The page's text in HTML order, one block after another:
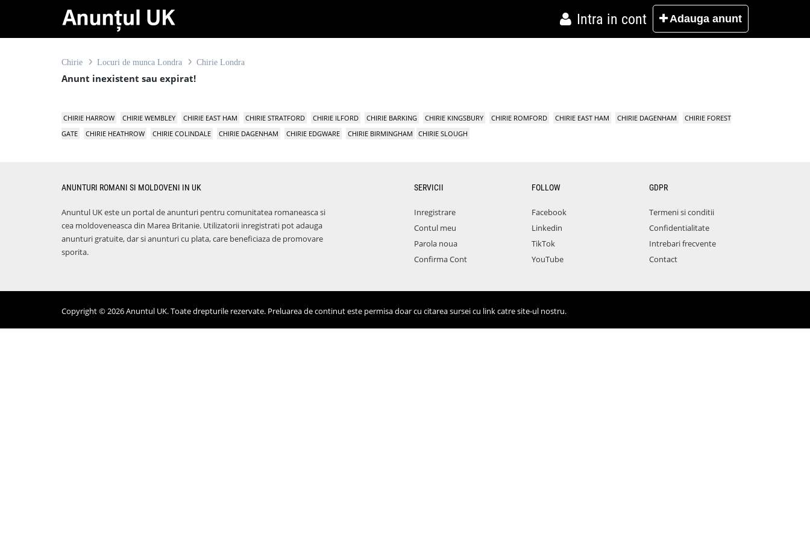
Intra in cont Adauga anunt
Chirie Locuri de munca Londra Chirie Londra
Anunt inexistent sau expirat!
CHIRIE HARROW CHIRIE WEMBLEY CHIRIE EAST HAM CHIRIE STRATFORD CHIRIE ILFORD CHIRIE BARKING CHIRIE KINGSBURY CHIRIE ROMFORD CHIRIE EAST HAM CHIRIE DAGENHAM
CHIRIE FOREST
GATE
CHIRIE HEATHROW CHIRIE COLINDALE CHIRIE DAGENHAM CHIRIE EDGWARE CHIRIE BIRMINGHAM CHIRIE SLOUGH
ANUNTURI ROMANI SI MOLDOVENI IN UK
Anuntul UK este un portal de anunturi pentru comunitatea romaneasca si
cea moldoveneasca din Marea Britanie. Utilizatorii inregistrati pot adauga
anunturi gratuite, dar si anunturi cu plata, care beneficiaza de promovare
sporita.
SERVICII
Inregistrare
Contul meu
Parola noua
Confirma Cont
FOLLOW
Facebook
Linkedin
TikTok
YouTube
GDPR
Termeni si conditii
Confidentialitate
Intrebari frecvente
Contact
Copyright © 2026 Anuntul UK. Toate drepturile rezervate. Preluarea de continut este permisa doar cu citarea sursei cu link catre site-ul nostru.